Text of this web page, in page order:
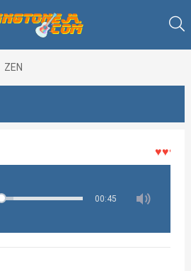
ZEN
♥♥♥着メ
00:45